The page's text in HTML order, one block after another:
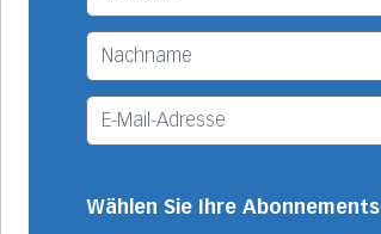
Wählen Sie Ihre Abonnements